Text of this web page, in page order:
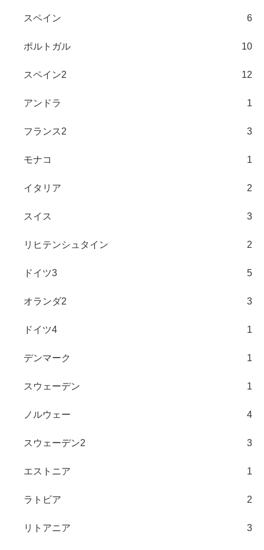
スペイン 6
ポルトガル 10
スペイン2 12
アンドラ 1
フランス2 3
モナコ 1
イタリア 2
スイス 3
リヒテンシュタイン 2
ドイツ3 5
オランダ2 3
ドイツ4 1
デンマーク 1
スウェーデン 1
ノルウェー 4
スウェーデン2 3
エストニア 1
ラトビア 2
リトアニア 3